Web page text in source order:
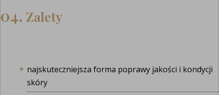
04. Zalety
najskuteczniejsza forma poprawy jakości i kondycji
skóry